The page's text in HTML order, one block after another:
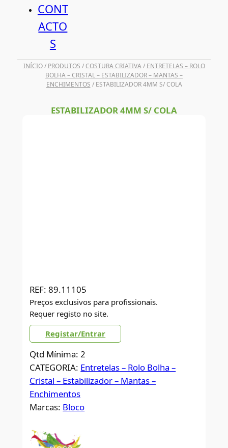
CONT
ACTO
S
INÍCIO/ PRODUTOS /COSTURA CRIATIVA/ ENTRETELAS – ROLO
BOLHA – CRISTAL – ESTABILIZADOR – MANTAS –
ENCHIMENTOS / ESTABILIZADOR 4MM S/ COLA
ESTABILIZADOR 4MM S/ COLA
REF: 89.11105
Preços exclusivos para profissionais.
Requer registo no site.
Registar/Entrar
Qtd Mínima: 2
CATEGORIA: Entretelas – Rolo Bolha –
Cristal – Estabilizador – Mantas –
Enchimentos
Marcas: Bloco